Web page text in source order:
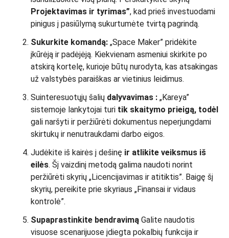
Projektavimas ir tyrimas”, kad prieš investuodami
pinigus į pasiūlymą sukurtumėte tvirtą pagrindą.
Sukurkite komandą: „Space Maker” pridėkite
įkūrėją ir padėjėją. Kiekvienam asmeniui skirkite po
atskirą kortelę, kurioje būtų nurodyta, kas atsakingas
už valstybės paraiškas ar vietinius leidimus.
Suinteresuotųjų šalių dalyvavimas : „Kareya”
sistemoje lankytojai turi tik skaitymo prieigą, todėl
gali naršyti ir peržiūrėti dokumentus neperjungdami
skirtukų ir nenutraukdami darbo eigos.
Judėkite iš kairės į dešinę ir atlikite veiksmus iš
eilės. Šį vaizdinį metodą galima naudoti norint
peržiūrėti skyrių „Licencijavimas ir atitiktis”. Baigę šį
skyrių, pereikite prie skyriaus „Finansai ir vidaus
kontrolė”.
Supaprastinkite bendravimą Galite naudotis
visuose scenarijuose įdiegta pokalbių funkcija ir